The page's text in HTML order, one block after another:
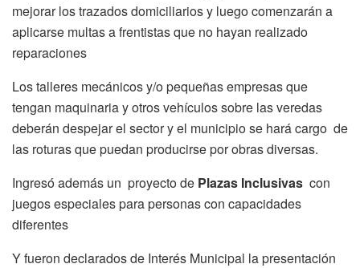
mejorar los trazados domiciliarios y luego comenzarán a
aplicarse multas a frentistas que no hayan realizado
reparaciones
Los talleres mecánicos y/o pequeñas empresas que
tengan maquinaria y otros vehículos sobre las veredas
deberán despejar el sector y el municipio se hará cargo de
las roturas que puedan producirse por obras diversas.
Ingresó además un proyecto de Plazas Inclusivas con
juegos especiales para personas con capacidades
diferentes
Y fueron declarados de Interés Municipal la presentación